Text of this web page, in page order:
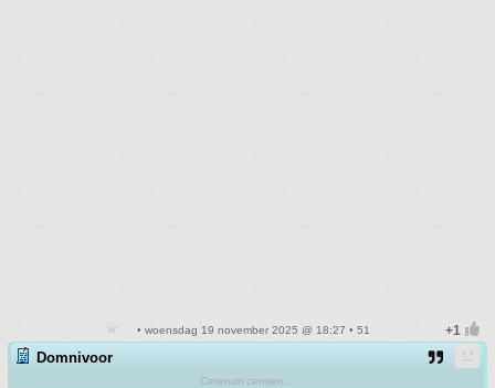
• woensdag 19 november 2025 @ 18:27 • 51
Domnivoor
Ceterum censeo...